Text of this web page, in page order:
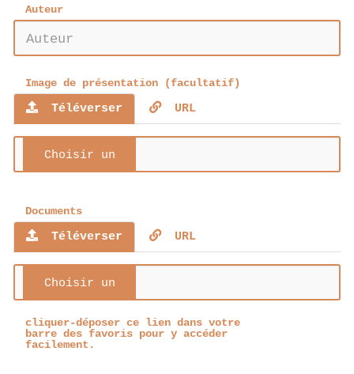
Auteur
Image de présentation (facultatif)
Téléverser URL
Documents
Téléverser URL
cliquer-déposer ce lien dans votre
barre des favoris pour y accéder
facilement.